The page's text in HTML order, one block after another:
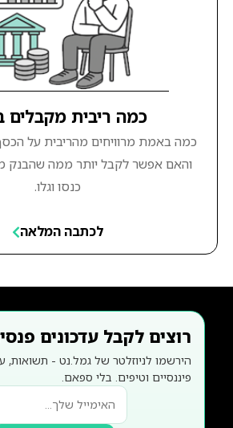
כמה ריבית מקבלים
כמה באמת מרוויחים מהריבית על
והאם אפשר לקבל יותר ממה שהבנק
כנסו וגלו.
לכתבה המלאה
רוצים לקבל עדכונים
הירשמו לניוזלטר של גמל.נט - תשואות,
פיננסיים וטיפים. בלי ספאם.